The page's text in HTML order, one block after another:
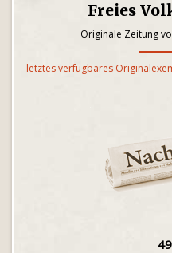
Freies
Originale Zeitung
letztes verfügbares